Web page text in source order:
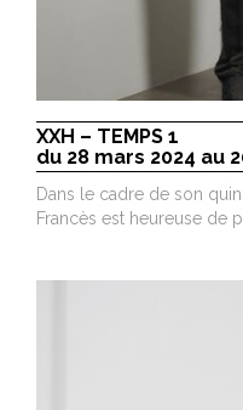
XXH – TEMPS 1
du 28 mars 2024 au
Dans le cadre de son
Francès est heureuse de